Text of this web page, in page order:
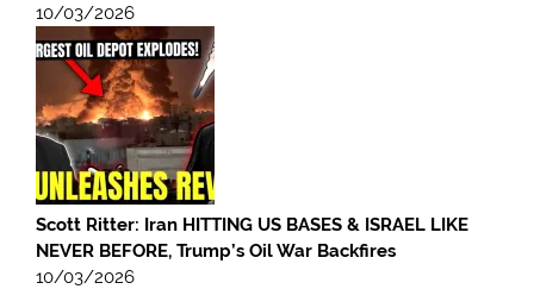
10/03/2026
Scott Ritter: Iran HITTING US BASES & ISRAEL LIKE
NEVER BEFORE, Trump’s Oil War Backfires
10/03/2026